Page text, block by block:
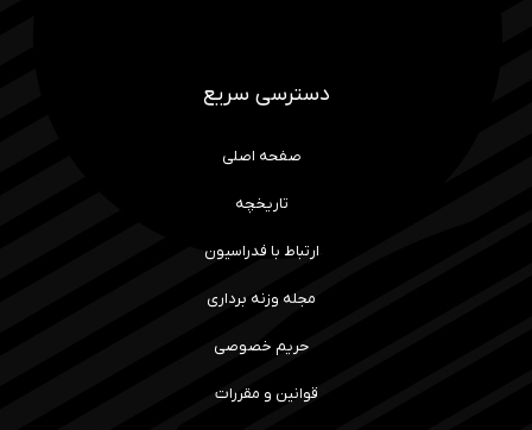
دسترسی سریع
صفحه اصلی
تاریخچه
ارتباط با فدراسیون
مجله وزنه برداری
حریم خصوصی
قوانین و مقررات